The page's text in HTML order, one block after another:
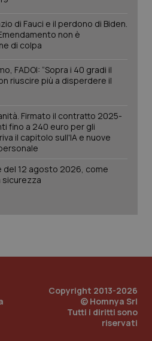
di Fauci e il perdono di Biden.
non è
di colpa
FADOI: “Sopra i 40 gradi il
riuscire più a disperdere il
Firmato il contratto 2025-
fino a 240 euro per gli
il capitolo sull'IA e nuove
del 12 agosto 2026, come
sicurezza
Copyright 2013-2026
© Homnya Srl
Tutti i diritti sono
riservati
www.quotidianosanita.it
.quotidianosanita.it